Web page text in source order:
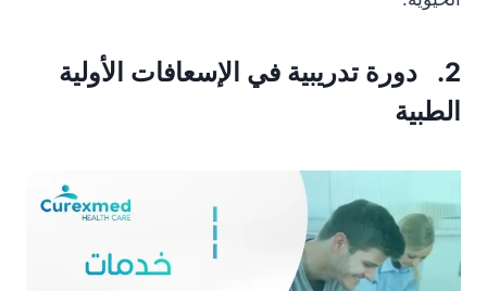
2. دورة تدريبية في الإسعافات الأولية
الطبية